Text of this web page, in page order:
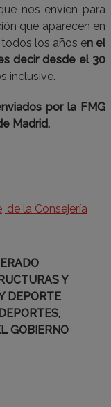
nos envíen para
que aparecen en
los años en el
decir desde el 30
inclusive.
por la FMG
Madrid.
de la Consejería
Y
DEPORTE
GOBIERNO